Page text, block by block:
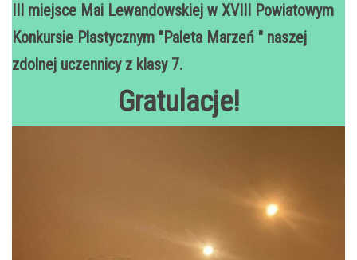
III miejsce Mai Lewandowskiej w XVIII Powiatowym
Konkursie Plastycznym "Paleta Marzeń " naszej
zdolnej uczennicy z klasy 7.
Gratulacje!